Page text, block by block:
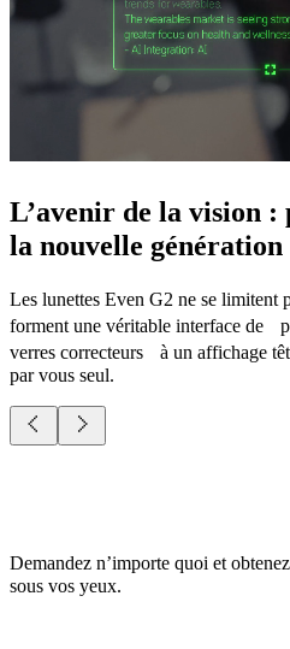
L’avenir de la vision
la nouvelle génération
Les lunettes Even G2 ne se
forment une véritable interface de
verres correcteurs à un affichage
par vous seul.
Demandez n’importe quoi et
sous vos yeux.